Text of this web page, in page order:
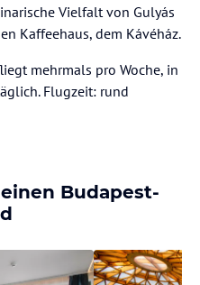
Vielfalt von Gulyás
Kaffeehaus, dem Kávéház.
mehrmals pro Woche, in
Flugzeit: rund
Budapest-